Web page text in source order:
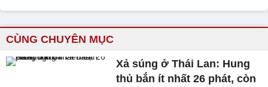
CÙNG CHUYÊN MỤC
Xả súng ở Thái Lan: Hung
thủ bắn ít nhất 26 phát, còn